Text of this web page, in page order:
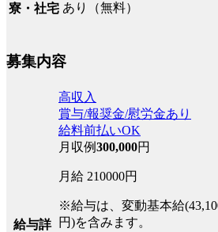
寮・社宅 あり（無料）
募集内容
給与詳
高収入
賞与/報奨金/慰労金あり
給料前払いOK
月収例300,000円
月給 210000円
※給与は、変動基本給
円)を含みます。